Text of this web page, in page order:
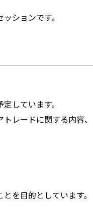
ションです。
しています。
レードに関する内容、
を目的としています。